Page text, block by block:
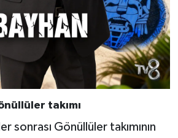
takımı
sonrası Gönüllüler takımının